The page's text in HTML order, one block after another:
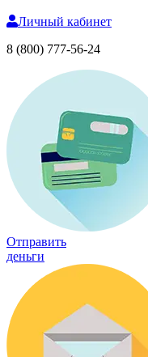
Личный кабинет
8 (800) 777-56-24
Отправить
деньги